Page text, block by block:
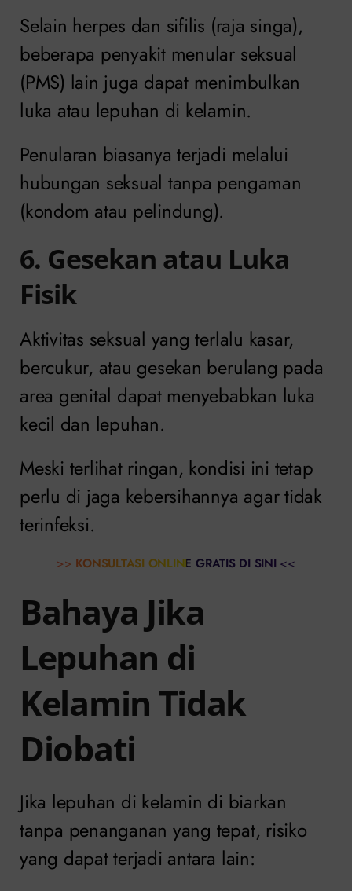
Selain herpes dan sifilis (raja singa),
beberapa penyakit menular seksual
(PMS) lain juga dapat menimbulkan
luka atau lepuhan di kelamin.
Penularan biasanya terjadi melalui
hubungan seksual tanpa pengaman
(kondom atau pelindung).
6. Gesekan atau Luka
Fisik
Aktivitas seksual yang terlalu kasar,
bercukur, atau gesekan berulang pada
area genital dapat menyebabkan luka
kecil dan lepuhan.
Meski terlihat ringan, kondisi ini tetap
perlu di jaga kebersihannya agar tidak
terinfeksi.
>> KONSULTASI ONLINE GRATIS DI SINI <<
Bahaya Jika
Lepuhan di
Kelamin Tidak
Diobati
Jika lepuhan di kelamin di biarkan
tanpa penanganan yang tepat, risiko
yang dapat terjadi antara lain: